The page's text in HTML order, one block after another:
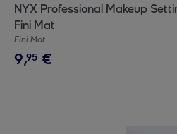
NYX Professional Makeup
Fini Mat
Fini Mat
9,95 €